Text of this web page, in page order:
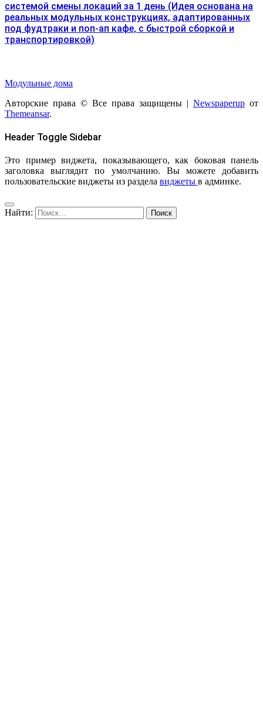
системой смены локаций за 1 день (Идея основана на
реальных модульных конструкциях, адаптированных
под фудтраки и поп-ап кафе, с быстрой сборкой и
транспортировкой)
Модульные дома
Авторские права © Все права защищены | Newspaperup от
Themeansar.
Header Toggle Sidebar
Это пример виджета, показывающего, как боковая панель
заголовка выглядит по умолчанию. Вы можете добавить
пользовательские виджеты из раздела виджеты в админке.
Найти: